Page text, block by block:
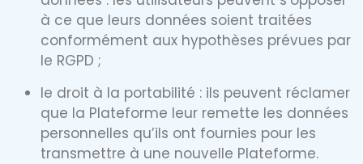
à ce que leurs données soient traitées
conformément aux hypothèses prévues par
le RGPD ;
le droit à la portabilité : ils peuvent réclamer
que la Plateforme leur remette les données
personnelles qu’ils ont fournies pour les
transmettre à une nouvelle Plateforme.